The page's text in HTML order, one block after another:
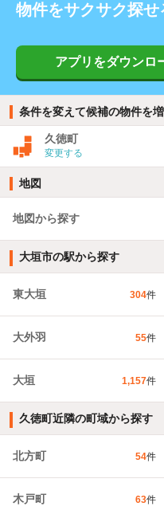
物件をサクサク探せ
アプリをダウンロ
条件を変えて候補の物件を増
久徳町
変更する
地図
地図から探す
大垣市の駅から探す
東大垣 304件
大外羽 55件
大垣 1,157件
久徳町近隣の町域から探す
北方町 54件
木戸町 63件